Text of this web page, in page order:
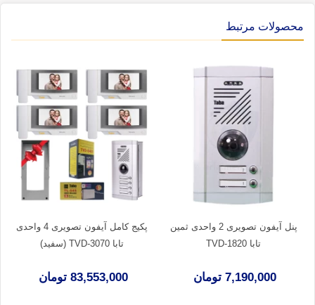
محصولات مرتبط
پنل آیفون تصویری 2 واحدی ثمین
تابا TVD-1820
7,190,000 تومان
پکیج کامل آیفون تصویری 4 واحدی
تابا TVD-3070 (سفید)
83,553,000 تومان